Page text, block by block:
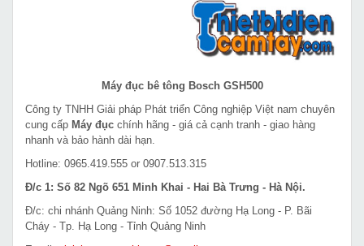
Máy đục bê tông Bosch GSH500
Công ty TNHH Giải pháp Phát triển Công nghiệp Việt nam chuyên
cung cấp Máy đục chính hãng - giá cả cạnh tranh - giao hàng
nhanh và bảo hành dài hạn.
Hotline: 0965.419.555 or 0907.513.315
Đ/c 1: Số 82 Ngõ 651 Minh Khai - Hai Bà Trưng - Hà Nội.
Đ/c: chi nhánh Quảng Ninh: Số 1052 đường Hạ Long - P. Bãi
Cháy - Tp. Hạ Long - Tỉnh Quảng Ninh